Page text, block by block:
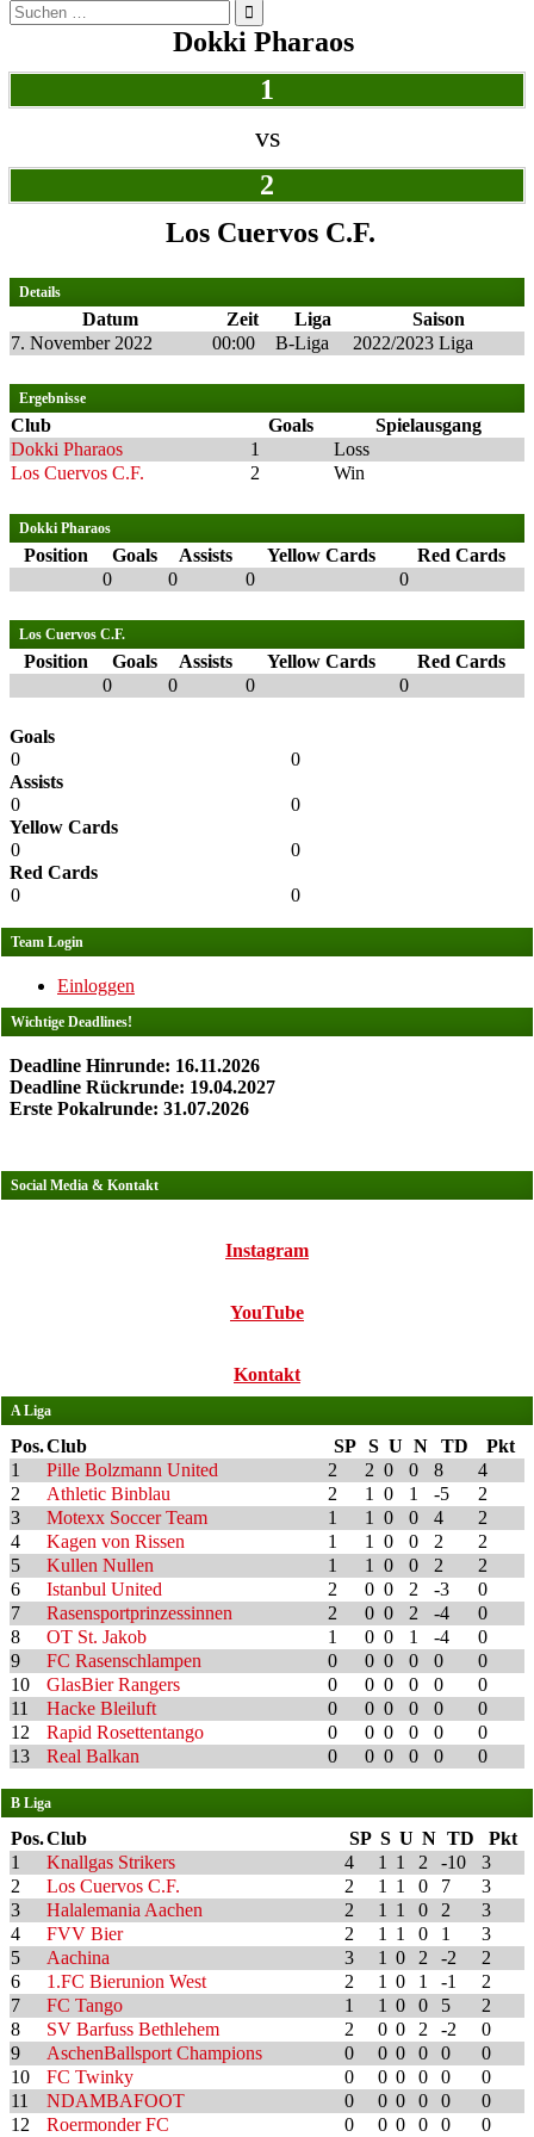
Suchen
nach:
Dokki Pharaos
1
vs
2
Los Cuervos C.F.
Details
Datum Zeit Liga
Saison
7. November 2022
00:00 B-Liga 2022/2023 Liga
Ergebnisse
Club Goals
Spielausgang
Dokki Pharaos
1
Loss
Los Cuervos C.F.
2 Win
Dokki Pharaos
Position Goals Assists Yellow Cards
Red Cards
0
0 0 0
Los Cuervos C.F.
Position Goals Assists Yellow Cards
Red Cards
0
0 0 0
Goals
0
0
Assists
0
0
Yellow Cards
0
0
Red Cards
0
0
Team Login
Einloggen
Wichtige Deadlines!
Deadline Hinrunde: 16.11.2026
Deadline Rückrunde: 19.04.2027
Erste Pokalrunde: 31.07.2026
Social Media & Kontakt
Instagram
YouTube
Kontakt
A Liga
Pos.Club SP S U N TD
Pkt
1
Pille Bolzmann United 2 2 0 0 8
4
2
Athletic Binblau 2 1 0 1 -5
2
3
Motexx Soccer Team 1 1 0 0 4
2
4
Kagen von Rissen 1 1 0 0 2
2
5
Kullen Nullen 1 1 0 0 2
2
6
Istanbul United 2 0 0 2 -3
0
7
Rasensportprinzessinnen 2 0 0 2 -4
0
8
OT St. Jakob 1 0 0 1 -4
0
9
FC Rasenschlampen 0 0 0 0 0
0
10
GlasBier Rangers 0 0 0 0 0
0
11
Hacke Bleiluft 0 0 0 0 0
0
12
Rapid Rosettentango 0 0 0 0 0
0
13
Real Balkan 0 0 0 0 0 0
B Liga
Pos.Club SP S U N TD
Pkt
1
Knallgas Strikers 4 1 1 2 -10
3
2
Los Cuervos C.F. 2 1 1 0 7
3
3
Halalemania Aachen 2 1 1 0 2
3
4
FVV Bier 2 1 1 0 1
3
5
Aachina 3 1 0 2 -2
2
6
1.FC Bierunion West 2 1 0 1 -1
2
7
FC Tango 1 1 0 0 5
2
8
SV Barfuss Bethlehem 2 0 0 2 -2
0
9
AschenBallsport Champions 0 0 0 0 0
0
10
FC Twinky 0 0 0 0 0
0
11
NDAMBAFOOT 0 0 0 0 0
0
12
Roermonder FC 0 0 0 0 0 0